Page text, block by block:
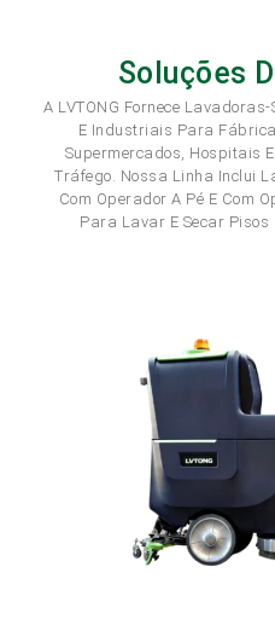
Soluções
A LVTONG Fornece
E Industriais Para
Supermercados, Hospitais
Tráfego. Nossa Linha Inclui
Com Operador A Pé E Com
Para Lavar E Secar Pisos